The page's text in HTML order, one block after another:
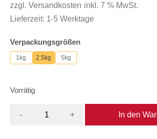
zzgl. Versandkosten inkl. 7 % MwSt.
Lieferzeit: 1-5 Werktage
Verpackungsgrößen
1kg 2.5kg 5kg
Vorrätig
- + In den